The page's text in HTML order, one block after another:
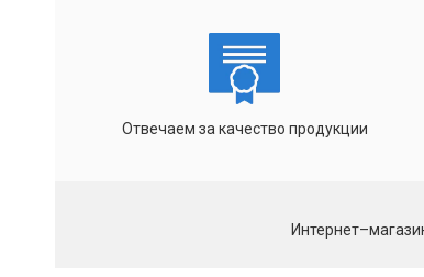
Отвечаем за качество продукции